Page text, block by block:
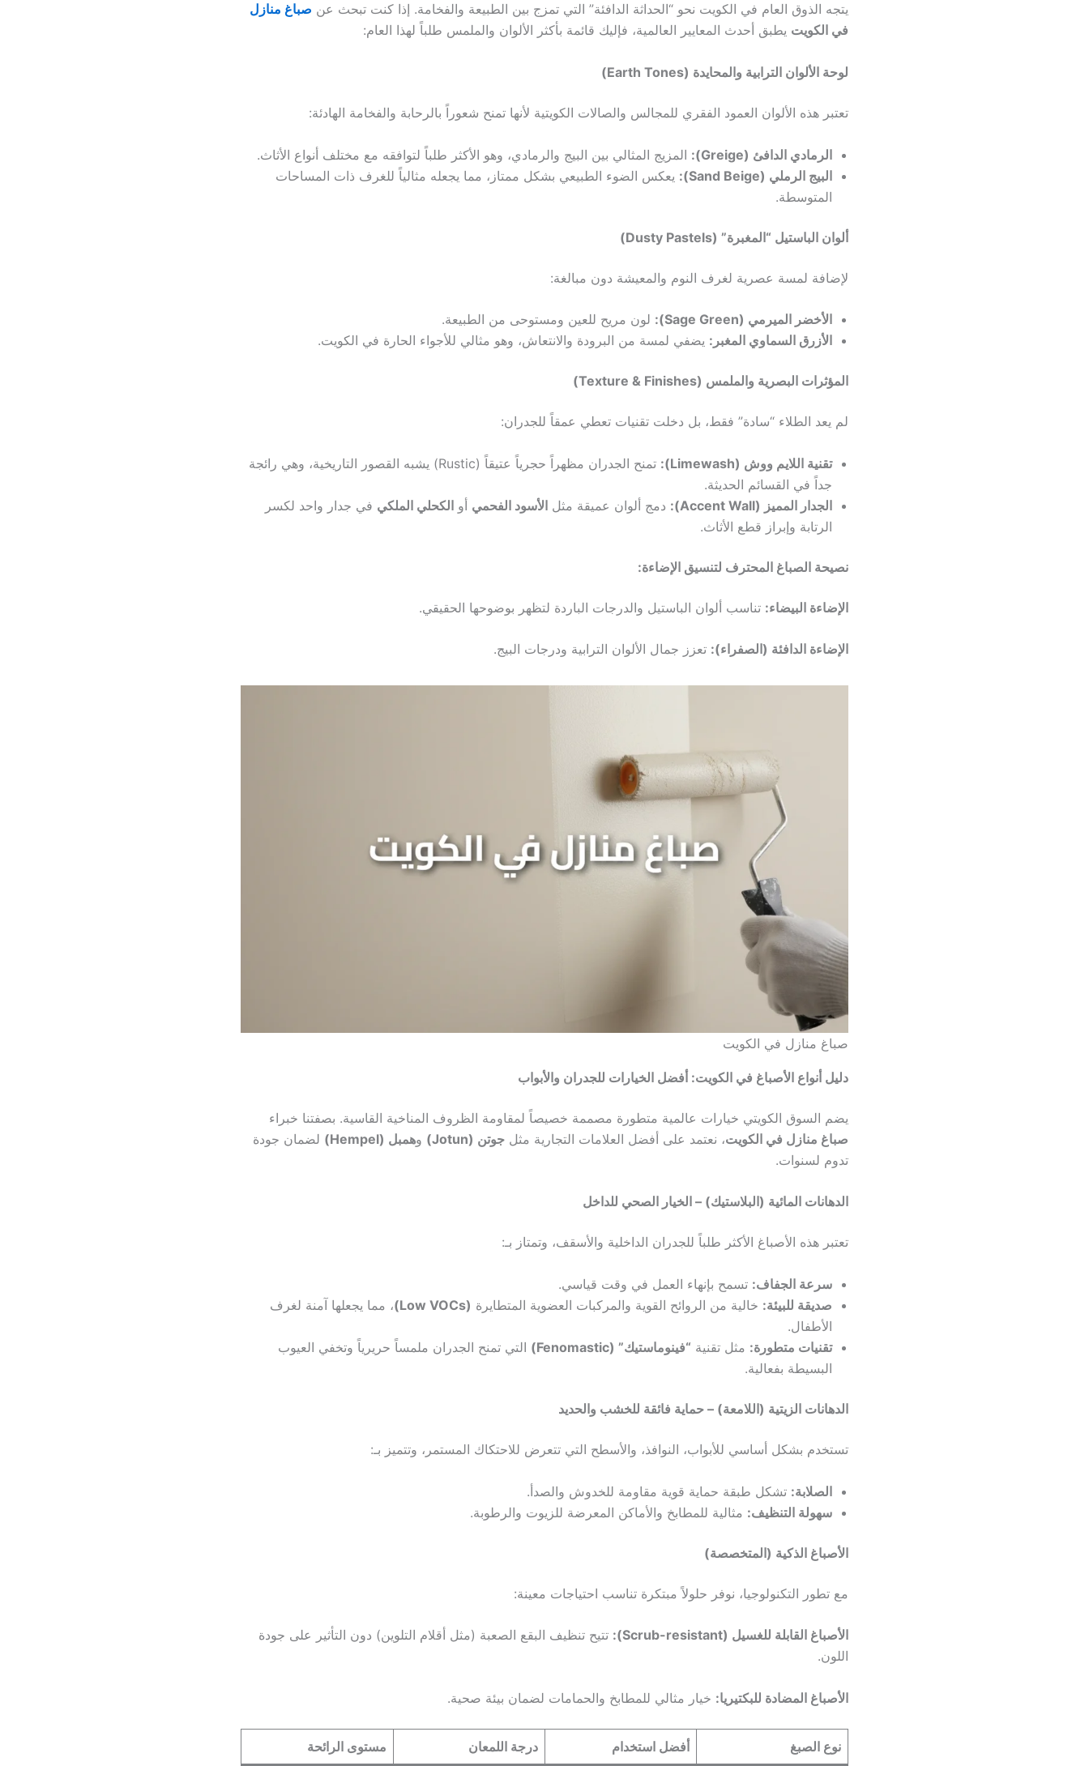
يتجه الذوق العام في الكويت نحو “الحداثة الدافئة” التي تمزج بين الطبيعة والفخامة. إذا كنت تبحث عن صباغ منازل
في الكويت يطبق أحدث المعايير العالمية، فإليك قائمة بأكثر الألوان والملمس طلباً لهذا العام:
لوحة الألوان الترابية والمحايدة (Earth Tones)
تعتبر هذه الألوان العمود الفقري للمجالس والصالات الكويتية لأنها تمنح شعوراً بالرحابة والفخامة الهادئة:
الرمادي الدافئ (Greige):
المزيج المثالي بين البيج والرمادي، وهو الأكثر طلباً لتوافقه مع مختلف أنواع الأثاث.
البيج الرملي (Sand Beige):
يعكس الضوء الطبيعي بشكل ممتاز، مما يجعله مثالياً للغرف ذات المساحات
المتوسطة.
ألوان الباستيل “المغبرة” (Dusty Pastels)
لإضافة لمسة عصرية لغرف النوم والمعيشة دون مبالغة:
الأخضر الميرمي (Sage Green):
لون مريح للعين ومستوحى من الطبيعة.
الأزرق السماوي المغبر: يضفي لمسة من البرودة والانتعاش، وهو مثالي للأجواء الحارة في الكويت.
المؤثرات البصرية والملمس (Texture & Finishes)
لم يعد الطلاء “سادة” فقط، بل دخلت تقنيات تعطي عمقاً للجدران:
تقنية اللايم ووش (Limewash):
تمنح الجدران مظهراً حجرياً عتيقاً (Rustic) يشبه القصور التاريخية، وهي رائجة
جداً في القسائم الحديثة.
الجدار المميز (Accent Wall):
دمج ألوان عميقة مثل الأسود الفحمي أو الكحلي الملكي في جدار واحد لكسر
الرتابة وإبراز قطع الأثاث.
نصيحة الصباغ المحترف لتنسيق الإضاءة:
الإضاءة البيضاء: تناسب ألوان الباستيل والدرجات الباردة لتظهر بوضوحها الحقيقي.
الإضاءة الدافئة (الصفراء): تعزز جمال الألوان الترابية ودرجات البيج.
صباغ منازل في الكويت
دليل أنواع الأصباغ في الكويت: أفضل الخيارات للجدران والأبواب
يضم السوق الكويتي خيارات عالمية متطورة مصممة خصيصاً لمقاومة الظروف المناخية القاسية. بصفتنا خبراء
صباغ منازل في الكويت، نعتمد على أفضل العلامات التجارية مثل جوتن (Jotun) وهمبل (Hempel)
لضمان جودة
تدوم لسنوات.
الدهانات المائية (البلاستيك) – الخيار الصحي للداخل
تعتبر هذه الأصباغ الأكثر طلباً للجدران الداخلية والأسقف، وتمتاز بـ:
سرعة الجفاف: تسمح بإنهاء العمل في وقت قياسي.
صديقة للبيئة: خالية من الروائح القوية والمركبات العضوية المتطايرة (Low VOCs)
، مما يجعلها آمنة لغرف
الأطفال.
تقنيات متطورة: مثل تقنية “فينوماستيك” (Fenomastic)
التي تمنح الجدران ملمساً حريرياً وتخفي العيوب
البسيطة بفعالية.
الدهانات الزيتية (اللامعة) – حماية فائقة للخشب والحديد
تستخدم بشكل أساسي للأبواب، النوافذ، والأسطح التي تتعرض للاحتكاك المستمر، وتتميز بـ:
الصلابة: تشكل طبقة حماية قوية مقاومة للخدوش والصدأ.
سهولة التنظيف: مثالية للمطابخ والأماكن المعرضة للزيوت والرطوبة.
الأصباغ الذكية (المتخصصة)
مع تطور التكنولوجيا، نوفر حلولاً مبتكرة تناسب احتياجات معينة:
الأصباغ القابلة للغسيل (Scrub-resistant):
تتيح تنظيف البقع الصعبة (مثل أقلام التلوين) دون التأثير على جودة
اللون.
الأصباغ المضادة للبكتيريا: خيار مثالي للمطابخ والحمامات لضمان بيئة صحية.
نوع الصبغ أفضل استخدام درجة اللمعان مستوى الرائحة